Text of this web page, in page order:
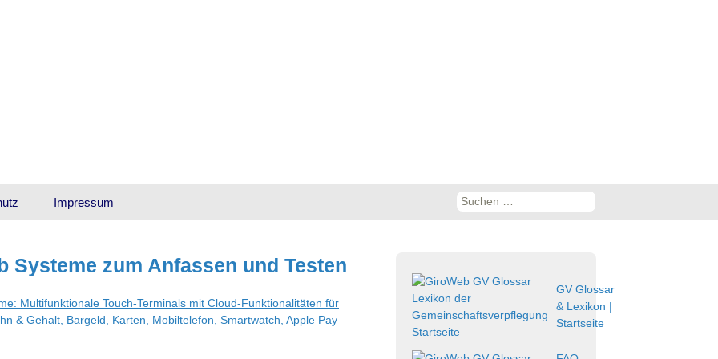
Impressum
Suchen
Systeme zum Anfassen und Testen
GV Glossar
& Lexikon |
Startseite